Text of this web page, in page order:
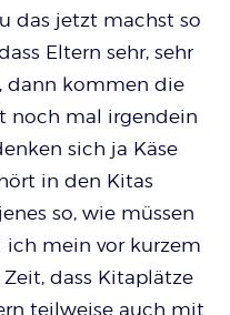
das jetzt machst so
Eltern sehr, sehr
dann kommen die
noch mal irgendein
sich ja Käse
in den Kitas
so, wie müssen
mein vor kurzem
dass Kitaplätze
teilweise auch mit